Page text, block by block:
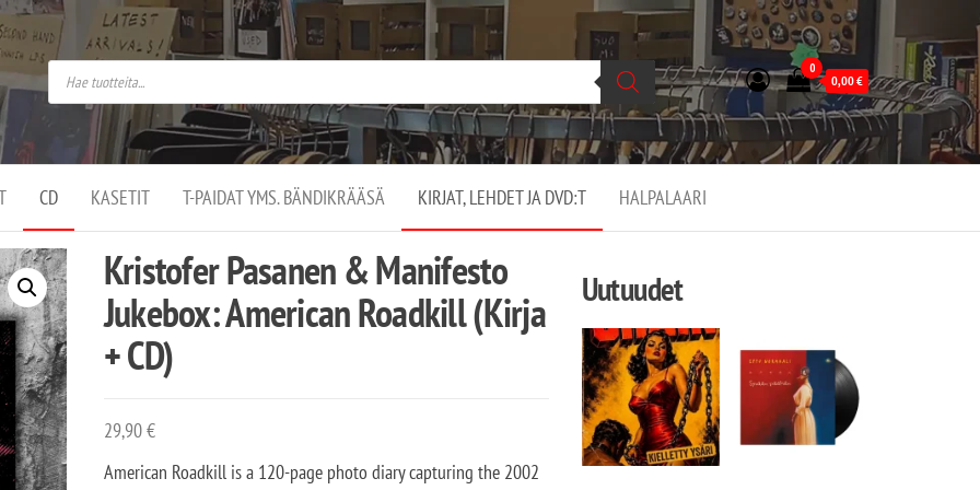
–
on
0
0,00€
CD KASETIT T-PAIDAT YMS. BÄNDIKRÄÄSÄ KIRJAT, LEHDET JA DVD:T HALPALAARI
Kristofer Pasanen & Manifesto
Jukebox: American Roadkill (Kirja
+ CD)
29,90€
American Roadkill is a 120-page photo diary capturing the 2002
Uutuudet